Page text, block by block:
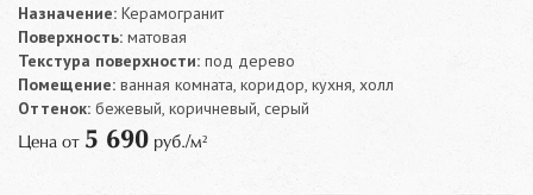
Назначение: Керамогранит
Поверхность: матовая
Текстура поверхности: под дерево
Помещение: ванная комната, коридор, кухня, холл
Оттенок: бежевый, коричневый, серый
Цена от 5 690 руб./м²